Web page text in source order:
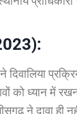
दिवालिया
को ध्यान में
ने दावा ही